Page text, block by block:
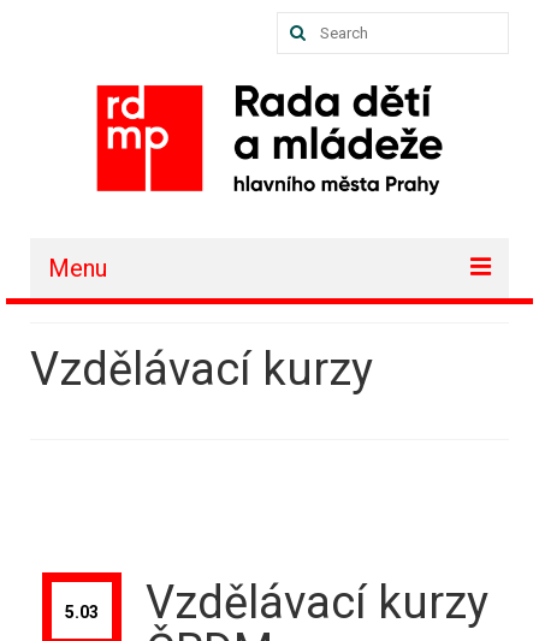
Search
Menu
Akce a projekty
Kontakt
Vzdělávací kurzy
5.03
Vzdělávací kurzy